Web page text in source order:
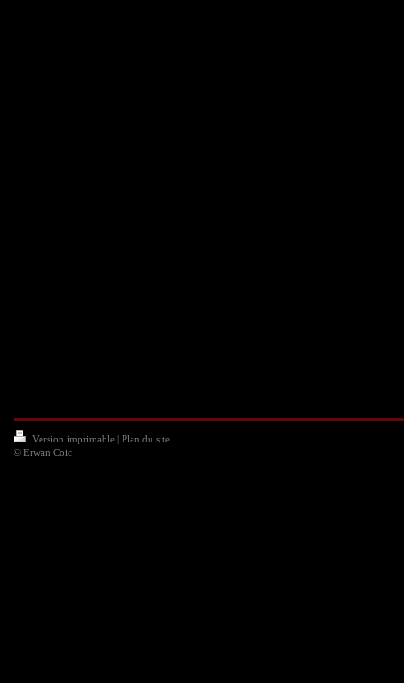
Version imprimable | Plan du site
© Erwan Coic